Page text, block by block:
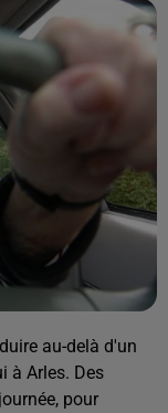
au-delà d'un
à Arles. Des
pour